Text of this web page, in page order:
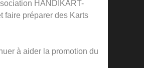
HANDIKART-
faire préparer des Karts
à aider la promotion du